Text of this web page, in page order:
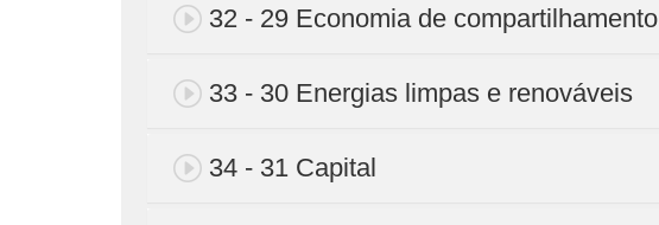
32 - 29 Economia de compartilhamento
33 - 30 Energias limpas e renováveis
34 - 31 Capital